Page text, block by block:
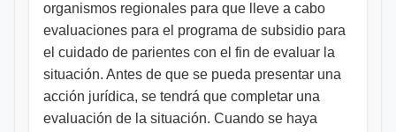
organismos regionales para que lleve a cabo
evaluaciones para el programa de subsidio para
el cuidado de parientes con el fin de evaluar la
situación. Antes de que se pueda presentar una
acción jurídica, se tendrá que completar una
evaluación de la situación. Cuando se haya